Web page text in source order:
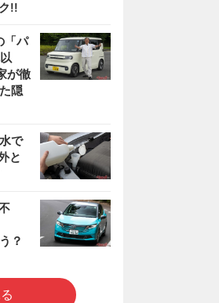
!!
「パ
が徹
隠
で
と
？